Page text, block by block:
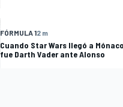
FÓRMULA 12 m
Cuando Star Wars llegó a
fue Darth Vader ante Alonso